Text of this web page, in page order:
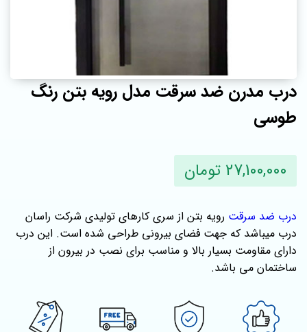
درب مدرن ضد سرقت مدل رویه بتن رنگ
طوسی
27,100,000 تومان
درب ضد سرقت رویه بتن از سری کارهای تولیدی شرکت راسان
درب میباشد که جهت فضای بیرونی طراحی شده است. این درب
دارای مقاومت بسیار بالا و مناسب برای نصب در بیرون از
ساختمان می باشد.